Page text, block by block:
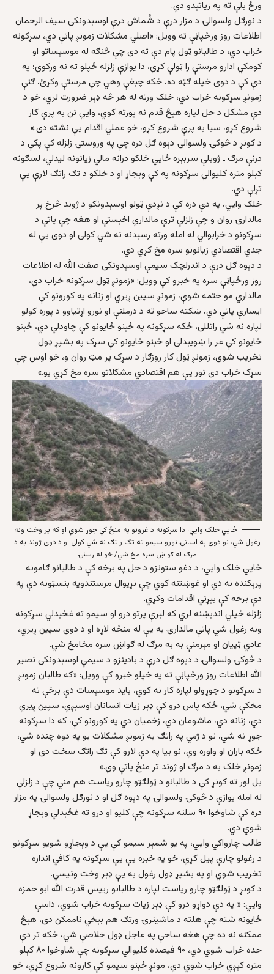
ورځ بلې ته په زیاتېدو دي.
د نورګل ولسوالۍ د مزار درې د شُماش درې اوسېدونکی سیف الرحمان
اطلاعات روز ورځپاڼې ته وویل: «اصلي مشکلات زمونږ پاتې دي، سړکونه
خراب دي، د طالبانو ټول پام دې ته دی چې څنګه له موسېساتو او
کومکي ادارو مرستې را ټولې کړي، دا یوازې زلزله ځپلو ته نه ورکوي؛ په
دې کې د دوی خپله ګټه ده، ځکه چېغې وهي چې مرستې وکړئ، ګنې
زمونږ سړکونه خراب دي، خلک ورته له هر څه ډېر ضرورت لري، خو د
دې مشکل د حل لپاره هېڅ قدم نه پورته کوي، وايي نن به پرې کار
شروع کړو، سبا به پرې شروع کړو، خو عملي اقدام یې نشته دی.»
د کونړ د څوکۍ ولسوالۍ دېوه ګل دره چې په وروستۍ زلزله کې پکې د
درنې مرګ ـ ژوبلې سربېره ځايي خلکو درانه مالي زیانونه لیدلي، لسګونه
کېلو متره کلیوالي سړکونه په کې وېجاړ او د خلکو د تګ راتګ لارې یې
تړلې دي.
خلک وايي، په دې دره کې د نږدې ټولو اوسېدونکو د ژوند څرخ پر
مالدارۍ روان و چې زلزلې ترې مالداري اخېستې او هغه چې پاتې د
سړکونو د خرابوالي له امله ورته رسېدنه نه شي کولی او دوی یې له
جدي اقتصادي زیانونو سره مخ کړي دي.
د دېوه ګل درې د اندرلچک سیمې اوسېدونکی صفت الله له اطلاعات
روز ورځپاڼې سره په خبرو کې وویل: «زمونږ ټول سړکونه خراب دي،
مالداري مو ختمه شوې، زمونږ سپین ږیري او زنانه په کورونو کې
ایسارې پاتې دي، ښکته ساحو ته د درملنې او نورو اړتیاوو د پوره کولو
لپاره نه شي راتللی، ځکه سړکونه په ځېنو ځایونو کې چاودلي دي، ځېنو
ځایونو کې غر را ښویېدلی او ځېنو ځایونو کې سړک په بشپړ ډول
تخریب شوی، زمونږ ټول کار روزګار د سړک پر مټ روان و، خو اوس چې
سړک خراب دی نور یې هم اقتصادي مشکلاتو سره مخ کړي یو.»
ځايي خلک وايي، دا سړکونه د غرونو په منځ کې جوړ شوي او که پر وخت ونه
رغول شي، نو دوی په اسانۍ نورو سیمو ته تګ راتګ نه شي کولی او د دوی ژوند به د
مرګ له ګواښ سره مخ شي/ خواله رسنۍ
ځايي خلک وايي، د دغو ستونزو د حل په برخه کې د طالبانو ګامونه
پرېکنده نه دي او غوښتنه کوي چې نړیوال مرستندویه بنسټونه دې په
دې برخه کې بېړني اقدامات وکړي.
زلزله ځپلي اندېښنه لري که لېرې پرتو درو او سیمو ته غځېدلي سړکونه
ونه رغول شي پاتې مالدارۍ به یې له منځه لاړه او د دوی سپین ږیري،
عادي ټپیان او مېرمنې به به مرګ له ګواښ سره مخامخ شي.
د څوکۍ ولسوالۍ د دېوه ګل درې د بادینزو د سیمې اوسېدونکی نصیر
الله اطلاعات روز ورځپاڼې ته په خپلو خبرو کې وویل: «که طالبان زمونږ
د سړکونو د جوړولو لپاره کار نه کوي، باید موسېسات دې برخې ته
مخکې شي، ځکه پاس درو کې ډېر زیات انسانان اوسېږي، سپین ږیري
دي، زنانه دي، ماشومان دي، زخمیان دي په کورونو کې، که دا سړکونه
جوړ نه شي، نو د ژمي په راتګ به زمونږ مشکلات یو په دوه چنده شي،
ځکه باران او واوره وي، نو بیا په دې لارو کې تګ راتګ سخت دی او
زمونږ خلک به د مرګ او ژوند تر منځ پاتې وي.»
بل لور ته کونړ کې د طالبانو د ټولګټو چارو ریاست هم مني چې د زلزلې
له امله یوازې د څوکۍ ولسوالۍ په دېوه ګل او د نورګل ولسوالۍ په مزار
دره کې شاوخوا ۹۰ سلنه سړکونه چې کلیو او درو ته غځېدلي وېجاړ
شوي دي.
طالب چارواکي وايي، په یو شمېر سیمو کې یې د وېجاړو شویو سړکونو
د رغولو چارې پیل کړي، خو په خبره یې یې سړکونه په کافي اندازه
تخریب شوي او په بشپړ ډول رغول به یې ډېر وخت ونیسي.
د کونړ د ټولګټو چارو ریاست لپاره د طالبانو رييس قدرت الله ابو حمزه
وايي: « په دې دواړو درو کې ډېر زیات سړکونه خراب شوي، داسې
ځایونه شته چې هلته د ماشینرۍ ورتګ هم بېخي ناممکن دی، هېڅ
ممکنه نه ده چې هغه ساحې په عاجل ډول خلاصې شي، ځکه تر دې
حده خراب شوي دي، ۹۰ فیصده کلیوالي سړکونه چې شاوخوا ۸۰ کېلو
متره کېږي خراب شوي دي، مونږ ځېنو سیمو کې کارونه شروع کړي، خو